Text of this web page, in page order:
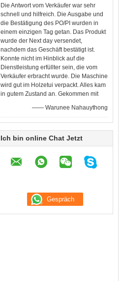
Die Antwort vom Verkäufer war sehr
schnell und hilfreich. Die Ausgabe und
die Bestätigung des PO/PI wurden in
einem einzigen Tag getan. Das Produkt
wurde der Next day versendet,
nachdem das Geschäft bestätigt ist.
Konnte nicht im Hinblick auf die
Dienstleistung erfüllter sein, die vom
Verkäufer erbracht wurde. Die Maschine
wird gut im Holzetui verpackt. Alles kam
in gutem Zustand an. Gekommen mit
—— Warunee Nahauythong
Ich bin online Chat Jetzt